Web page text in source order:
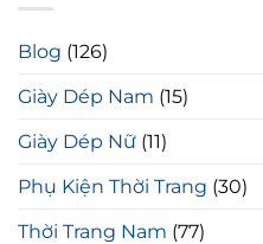
Blog (126)
Giày Dép Nam (15)
Giày Dép Nữ (11)
Phụ Kiện Thời Trang (30)
Thời Trang Nam (77)